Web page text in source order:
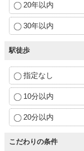
20年以内
30年以内
駅徒歩
指定なし
10分以内
20分以内
こだわりの条件